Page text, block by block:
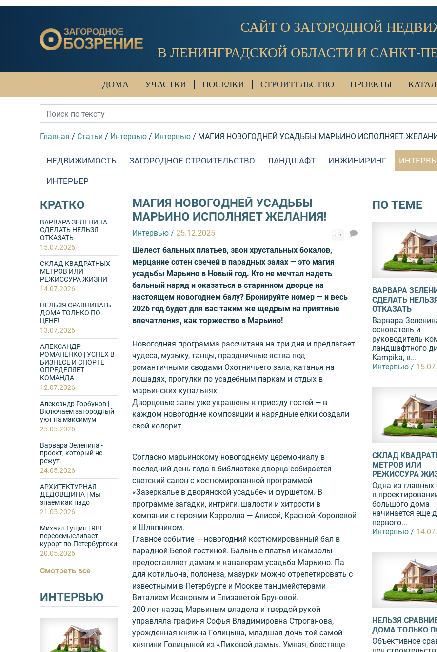
САЙТ О ЗАГОРОДНОЙ
В ЛЕНИНГРАДСКОЙ ОБЛАСТИ И САНКТ-
ДОМА УЧАСТКИ ПОСЕЛКИ СТРОИТЕЛЬСТВО ПРОЕКТЫ
Главная / Статьи / Интервью / Интервью / МАГИЯ НОВОГОДНЕЙ УСАДЬБЫ МАРЬИНО ИСПОЛНЯЕТ
НЕДВИЖИМОСТЬ ЗАГОРОДНОЕ СТРОИТЕЛЬСТВО ЛАНДШАФТ ИНЖИНИРИНГ
ИНТЕРЬЕР
КРАТКО
ВАРВАРА ЗЕЛЕНИНА
СДЕЛАТЬ НЕЛЬЗЯ
ОТКАЗАТЬ
15.07.2026
СКЛАД КВАДРАТНЫХ
МЕТРОВ ИЛИ
РЕЖИССУРА ЖИЗНИ
14.07.2026
НЕЛЬЗЯ СРАВНИВАТЬ
ДОМА ТОЛЬКО ПО
ЦЕНЕ!
13.07.2026
АЛЕКСАНДР
РОМАНЕНКО | УСПЕХ В
БИЗНЕСЕ И СПОРТЕ
ОПРЕДЕЛЯЕТ
КОМАНДА
12.07.2026
Александр Горбунов |
Включаем загородный
уют на максимум
25.05.2026
Варвара Зеленина -
проект, который не
режут.
24.05.2026
АРХИТЕКТУРНАЯ
ДЕДОВЩИНА | Мы
знаем как надо
21.05.2026
Михаил Гущин | RBI
переосмысливает
курорт по-Петербургски
20.05.2026
Смотреть все
ИНТЕРВЬЮ
МАГИЯ НОВОГОДНЕЙ УСАДЬБЫ
МАРЬИНО ИСПОЛНЯЕТ ЖЕЛАНИЯ!
Интервью / 25.12.2025
Шелест бальных платьев, звон хрустальных бокалов,
мерцание сотен свечей в парадных залах — это магия
усадьбы Марьино в Новый год. Кто не мечтал надеть
бальный наряд и оказаться в старинном дворце на
настоящем новогоднем балу? Бронируйте номер — и весь
2026 год будет для вас таким же щедрым на приятные
впечатления, как торжество в Марьино!
Новогодняя программа рассчитана на три дня и предлагает
чудеса, музыку, танцы, праздничные яства под
романтичными сводами Охотничьего зала, катанья на
лошадях, прогулки по усадебным паркам и отдых в
марьинских купальнях.
Дворцовые залы уже украшены к приезду гостей — в
каждом новогодние композиции и нарядные елки создали
свой колорит.
Согласно марьинскому новогоднему церемониалу в
последний день года в библиотеке дворца собирается
светский салон с костюмированной программой
«Зазеркалье в дворянской усадьбе» и фуршетом. В
программе загадки, интриги, шалости и хитрости в
компании с героями Кэрролла — Алисой, Красной Королевой
и Шляпником.
Главное событие — новогодний костюмированный бал в
парадной Белой гостиной. Бальные платья и камзолы
предоставляет дамам и кавалерам усадьба Марьино. Па
для котильона, полонеза, мазурки можно отрепетировать с
известными в Петербурге и Москве танцмейстерами
Виталием Исаковым и Елизаветой Бруновой.
200 лет назад Марьиным владела и твердой рукой
управляла графиня Софья Владимировна Строганова,
урожденная княжна Голицына, младшая дочь той самой
княгини Голицыной из «Пиковой дамы». Умная, блестяще
ПО ТЕМЕ
ВАРВАРА
СДЕЛАТЬ
ОТКАЗАТЬ
Варвара
основатель и
руководитель
ландшафтного
Kampika, в...
Интервью /
СКЛАД
МЕТРОВ ИЛИ
РЕЖИССУРА
Одна из
в
большого дома
начинается еще
первого...
Интервью /
НЕЛЬЗЯ
ДОМА ТОЛЬКО
Объективное
цен